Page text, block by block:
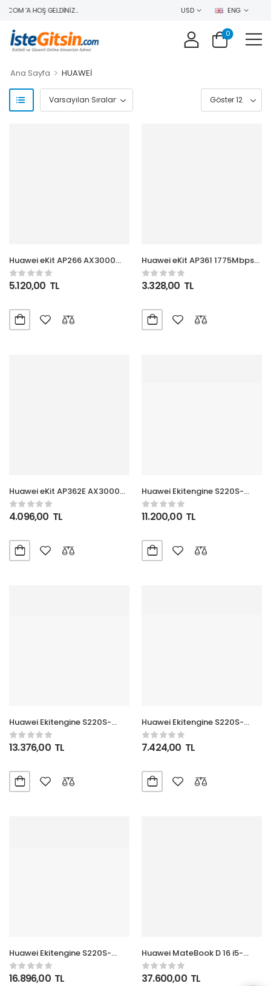
'A HOŞ GELDINIZ.. USD ENG
0
Ana Sayfa > HUAWEİ
Huawei eKit AP266 AX3000
2+2 Dual Bands Duvar Tipi
(Wi-Fi 6) Access Point
5.120,00 TL
Huawei eKit AP361 1775Mbps
2+2 Dual Bands Tavan Tipi
(Wi-Fi 6) Access Point
3.328,00 TL
Huawei eKit AP362E AX3000
2+2 Dual BandsTavan Tipi
(Wi-Fi 6) Access Point
4.096,00 TL
Huawei Ekitengine S220S-
24LP4JX 24GE Poe+ 195W, 2x
2,5g + 2x 10G Sfp L2
Yönetilebilir Switch
11.200,00 TL
Huawei Ekitengine S220S-
24P4J 24GE Poe+ (400W), 4x
2,5g Sfp L2 Yönetilebilir Switch
13.376,00 TL
Huawei Ekitengine S220S-
24T4J 24 Port Gigabit + 4 SFP
2.5G Smart Switch
7.424,00 TL
Huawei Ekitengine S220S-
48T4X 48 Port Gigabit + 4
x10GE SFP+ NON-Poe Switch
16.896,00 TL
Huawei MateBook D 16 i5-
13420H 16GB SSD 512GB 16″
Space Gray FreeDOS
37.600,00 TL